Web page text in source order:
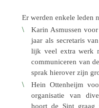
Er werden enkele leden
Karin Asmus­sen
jaar als secre­ta­ris
lijk veel extra werk
commu­ni­ce­ren van
sprak hier­over zijn
Hein Otten­heijm
orga­ni­sa­tie van
hoort de Sint graag